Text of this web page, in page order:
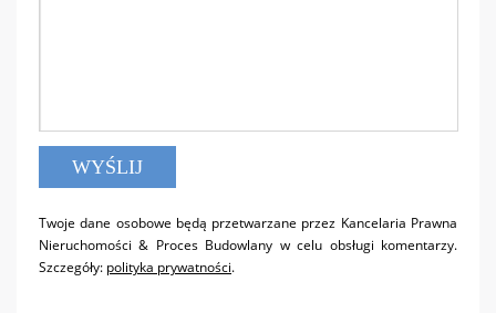
Twoje dane osobowe będą przetwarzane przez Kancelaria Prawna
Nieruchomości & Proces Budowlany w celu obsługi komentarzy.
Szczegóły: polityka prywatności.